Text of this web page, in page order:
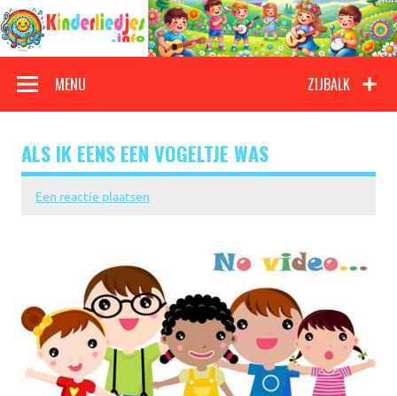
Doorgaan
naar
inhoud
Kinderliedjes
ZIJBALK
MENU
ALS IK EENS EEN VOGELTJE WAS
Een reactie plaatsen